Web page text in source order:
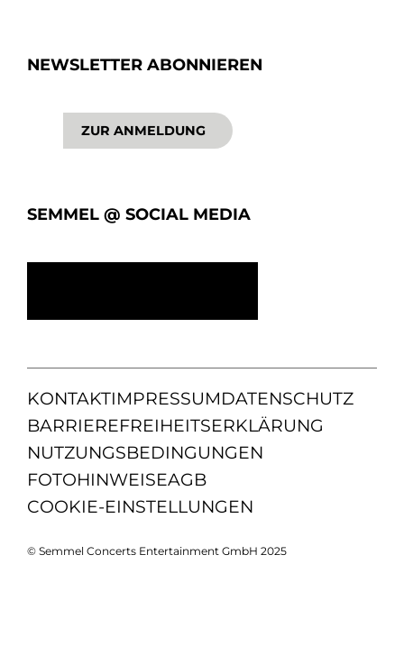
NEWSLETTER ABONNIEREN
ZUR ANMELDUNG
SEMMEL @ SOCIAL MEDIA
KONTAKTIMPRESSUMDATENSCHUTZ
BARRIEREFREIHEITSERKLÄRUNG
NUTZUNGSBEDINGUNGEN
FOTOHINWEISEAGB
COOKIE-EINSTELLUNGEN
© Semmel Concerts Entertainment GmbH 2025